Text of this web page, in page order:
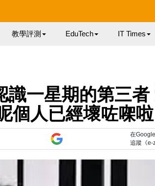
教學評測 EduTech IT Times
識一星期的第三者
個人已經壞咗㗎啦
在Google
追蹤《e-